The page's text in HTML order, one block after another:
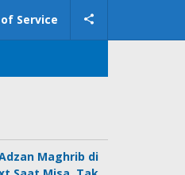
Service
Maghrib di